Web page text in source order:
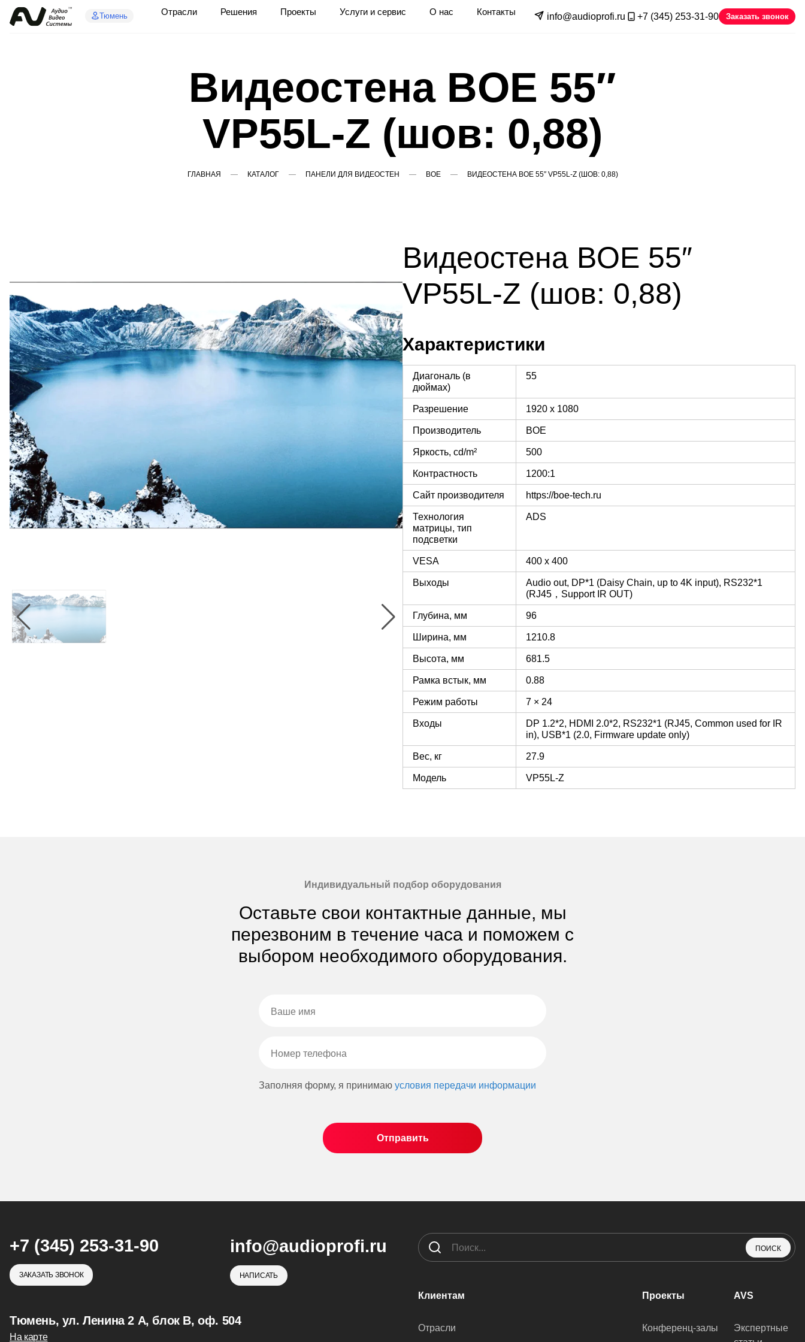
Тюмень Отрасли Решения Проекты Услуги и сервис О нас Контакты info@audioprofi.ru +7 (345) 253-31-90 Заказать звонок
Видеостена BOE 55″
VP55L-Z (шов: 0,88)
ГЛАВНАЯ КАТАЛОГ ПАНЕЛИ ДЛЯ ВИДЕОСТЕН BOE ВИДЕОСТЕНА BOE 55″ VP55L-Z (ШОВ: 0,88)
Видеостена BOE 55″
VP55L-Z (шов: 0,88)
Характеристики
Диагональ (в
дюймах)
55
Разрешение 1920 x 1080
Производитель BOE
Яркость, cd/m² 500
Контрастность 1200:1
Сайт производителя https://boe-tech.ru
Технология
матрицы, тип
подсветки
ADS
VESA 400 x 400
Выходы
Audio out, DP*1 (Daisy Chain, up to 4K input), RS232*1
(RJ45，Support IR OUT)
Глубина, мм 96
Ширина, мм 1210.8
Высота, мм 681.5
Рамка встык, мм 0.88
Режим работы 7 × 24
Входы
DP 1.2*2, HDMI 2.0*2, RS232*1 (RJ45, Common used for IR
in), USB*1 (2.0, Firmware update only)
Вес, кг 27.9
Модель VP55L-Z
Индивидуальный подбор оборудования
Оставьте свои контактные данные, мы
перезвоним в течение часа и поможем с
выбором необходимого оборудования.
Заполняя форму, я принимаю условия передачи информации
+7 (345) 253-31-90
ЗАКАЗАТЬ ЗВОНОК
info@audioprofi.ru
НАПИСАТЬ
Тюмень, ул. Ленина 2 А, блок В, оф. 504
На карте
ПОИСК
Клиентам
Отрасли
Проекты
Конференц-залы
AVS
Экспертные